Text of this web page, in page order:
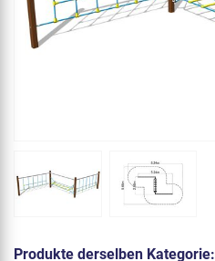
Produkte derselben Kategorie: